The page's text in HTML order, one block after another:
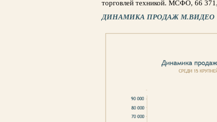
торговлей техникой. МСФО, 66
ДИНАМИКА ПРОДАЖ М.ВИДЕО